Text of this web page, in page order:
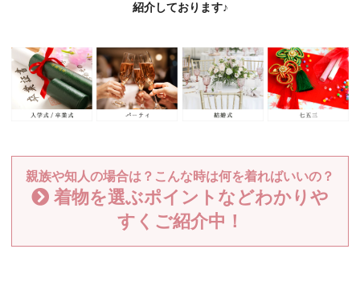
紹介しております♪
親族や知人の場合は？こんな時は何を着ればいいの？
着物を選ぶポイントなどわかりや
すくご紹介中！